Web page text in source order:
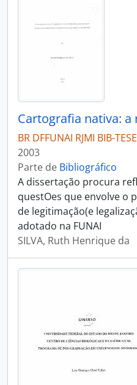
BR DFFUNAI RJMI BIB-
2003
Parte de Bibliográfico
A dissertação procura
questOes que envolve o
de legitimação(e
adotado na FUNAI
SILVA, Ruth Henrique da